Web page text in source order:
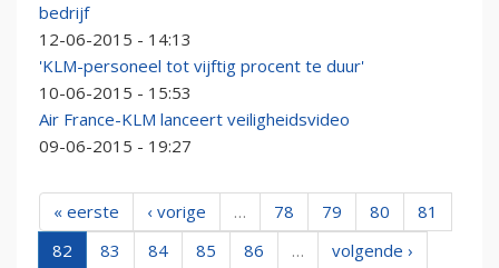
bedrijf
12-06-2015 - 14:13
'KLM-personeel tot vijftig procent te duur'
10-06-2015 - 15:53
Air France-KLM lanceert veiligheidsvideo
09-06-2015 - 19:27
« eerste ‹ vorige … 78 79 80
81
82
83 84 85 86 …
volgende ›